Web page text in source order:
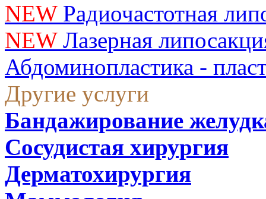
NEWРадиочастотная
NEWЛазерная
Абдоминопластика -
Другие услуги
Бандажирование
Сосудистая хирургия
Дерматохирургия